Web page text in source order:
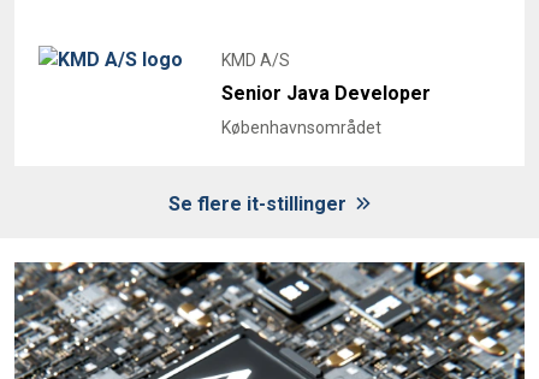
KMD A/S
Senior Java Developer
Københavnsområdet
Se flere it-stillinger